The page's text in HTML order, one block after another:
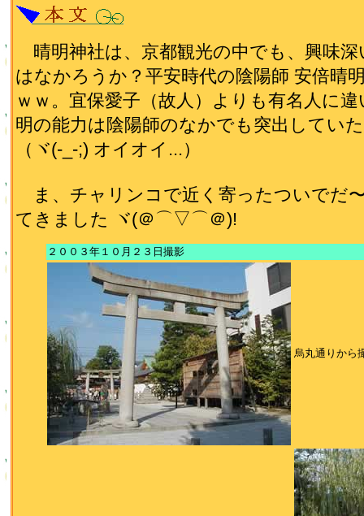
晴明神社は、京都観光の中でも、興味
はなかろうか？平安時代の陰陽師 安倍晴
ｗｗ。宜保愛子（故人）よりも有名人に
明の能力は陰陽師のなかでも突出してい
（ヾ(-_-;) オイオイ...）
ま、チャリンコで近く寄ったついでだ
てきました ヾ(＠⌒▽⌒＠)!
２００３年１０月２３日撮影
烏丸通りから